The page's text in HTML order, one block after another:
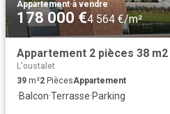
Appartement·à vendre
178 000 €4 564 €/m²
Appartement 2 pièces 38 m2
L'oustalet
39 m²2 PiècesAppartement
·Balcon·Terrasse·Parking